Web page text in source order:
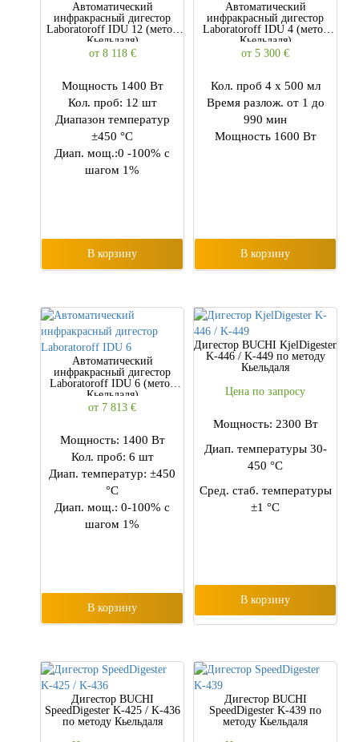
Автоматический
инфракрасный дигестор
Laboratoroff IDU 12 (метод
Кьельдаля)
от 8 118 €
Мощность 1400 Вт
Кол. проб: 12 шт
Диапазон температур
±450 °С
Диап. мощ.:0 -100% с
шагом 1%
В корзину
Автоматический
инфракрасный дигестор
Laboratoroff IDU 4 (метод
Кьельдаля)
от 5 300€
Кол. проб 4 x 500 мл
Время разлож. от 1 до
990 мин
Мощность 1600 Вт
В корзину
Автоматический
инфракрасный дигестор
Laboratoroff IDU 6 (метод
Кьельдаля)
от 7 813 €
Мощность: 1400 Вт
Кол. проб: 6 шт
Диап. температур: ±450
°С
Диап. мощ.: 0-100% с
шагом 1%
В корзину
Дигестор BUCHI KjelDigester
K-446 / K-449 по методу
Кьельдаля
Цена по запросу
Мощность: 2300 Вт
Диап. температуры 30-
450 °C
Сред. стаб. температуры
±1 °C
В корзину
Дигестор BUCHI
SpeedDigester K-425 / K-436
по методу Кьельдаля
Дигестор BUCHI
SpeedDigester K-439 по
методу Кьельдаля